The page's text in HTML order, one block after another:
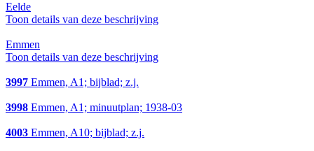
Eelde
Toon details van deze beschrijving
Emmen
Toon details van deze beschrijving
3997 Emmen, A1; bijblad; z.j.
3998 Emmen, A1; minuutplan; 1938-03
4003 Emmen, A10; bijblad; z.j.